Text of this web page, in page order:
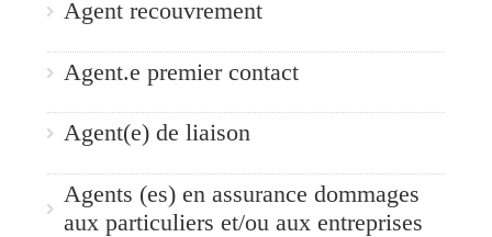
Agent recouvrement
Agent.e premier contact
Agent(e) de liaison
Agents (es) en assurance dommages
aux particuliers et/ou aux entreprises